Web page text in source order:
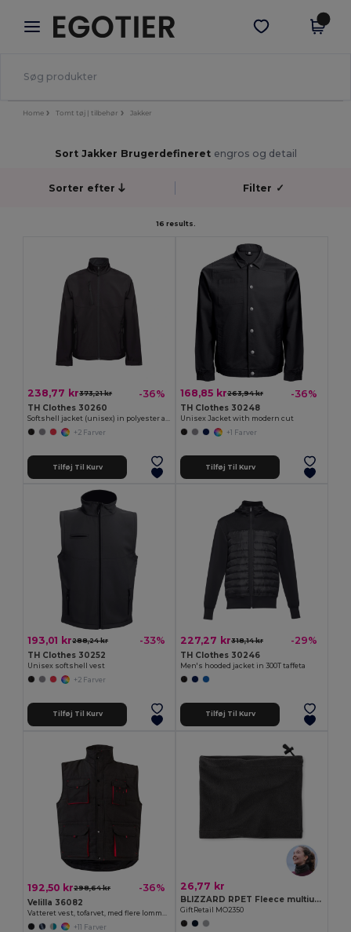
× Egotier-app
Bedre priser i appen!
Hent app
Home Tomt tøj | tilbehør Jakker
Sort Jakker Brugerdefineret engros og detail
Sorter efter Filter ✓
16 results.
238,77 kr373,21 kr -36%
TH Clothes 30260
Softshell jacket (unisex) in polyester and elastane
+2 Farver
Tilføj Til Kurv
168,85 kr263,94 kr -36%
TH Clothes 30248
Unisex Jacket with modern cut
+1 Farver
Tilføj Til Kurv
193,01 kr288,24 kr -33%
TH Clothes 30252
Unisex softshell vest
+2 Farver
Tilføj Til Kurv
227,27 kr318,14 kr -29%
TH Clothes 30246
Men's hooded jacket in 300T taffeta
Tilføj Til Kurv
192,50 kr298,64 kr -36%
Velilla 36082
+11 Farver
26,77 kr
BLIZZARD RPET Fleece multiuse beanie
GiftRetail MO2350